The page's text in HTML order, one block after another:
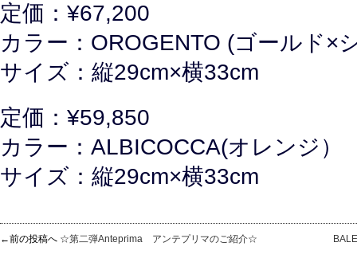
定価：¥67,200
カラー：OROGENTO (ゴールド×
サイズ：縦29cm×横33cm
定価：¥59,850
カラー：ALBICOCCA(オレンジ）
サイズ：縦29cm×横33cm
←前の投稿へ ☆第二弾Anteprima アンテプリマのご紹介☆